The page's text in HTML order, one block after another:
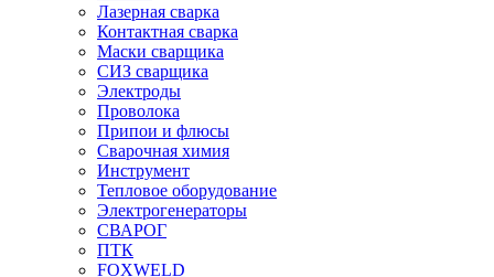
Лазерная сварка
Контактная сварка
Маски сварщика
СИЗ сварщика
Электроды
Проволока
Припои и флюсы
Сварочная химия
Инструмент
Тепловое оборудование
Электрогенераторы
СВАРОГ
ПТК
FOXWELD